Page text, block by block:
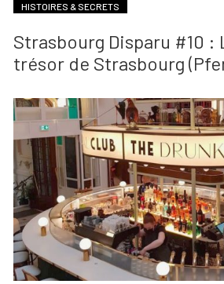
HISTOIRES & SECRETS
Strasbourg Disparu #10 :
trésor de Strasbourg